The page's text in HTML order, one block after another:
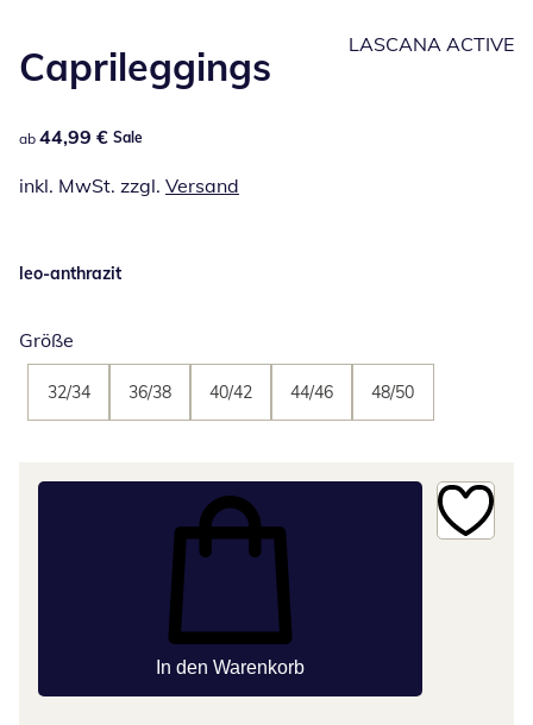
Caprileggings
44,99 €
ab 44,99 € Sale
inkl. MwSt. zzgl. Versand
LASCANA ACTIVE
leo-anthrazit
Größe
32/34 36/38 40/42 44/46 48/50
In den Warenkorb